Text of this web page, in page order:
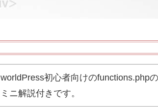
worldPress初心者向けのfunctions.php
ミニ解説付きです。